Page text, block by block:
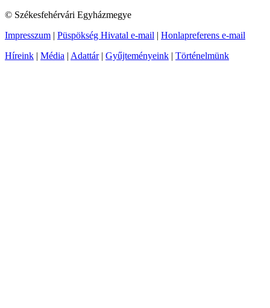
© Székesfehérvári Egyházmegye
Impresszum | Püspökség Hivatal e-mail | Honlapreferens e-mail
Híreink | Média | Adattár| Gyűjteményeink | Történelmünk